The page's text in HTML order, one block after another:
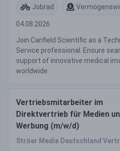
Jobrad
04.08.2026
Join Canfield Scientific as a
Service professional. Ensure
support of innovative medical
worldwide.
Vertriebsmitarbeiter im
Direktvertrieb für Medien
Werbung (m/w/d)
Ströer Media Deutschland